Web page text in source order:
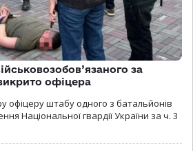
за
офіцера
офіцеру штабу одного з батальйонів
Національної гвардії України за ч. 3